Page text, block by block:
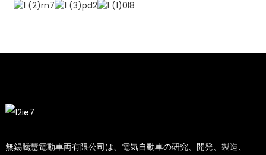
無錫騰慧電動車両有限公司は、電気自動車の研究、開発、製造、